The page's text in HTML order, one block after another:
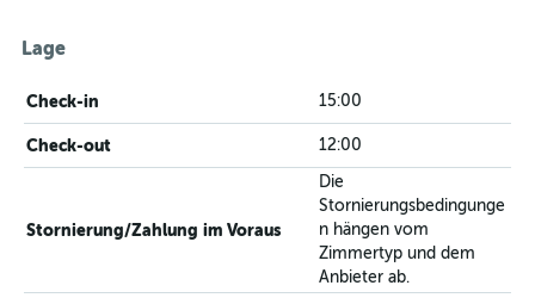
Lage
Check-in 15:00
Check-out 12:00
Stornierung/Zahlung im Voraus
Die
Stornierungsbedingunge
n hängen vom
Zimmertyp und dem
Anbieter ab.